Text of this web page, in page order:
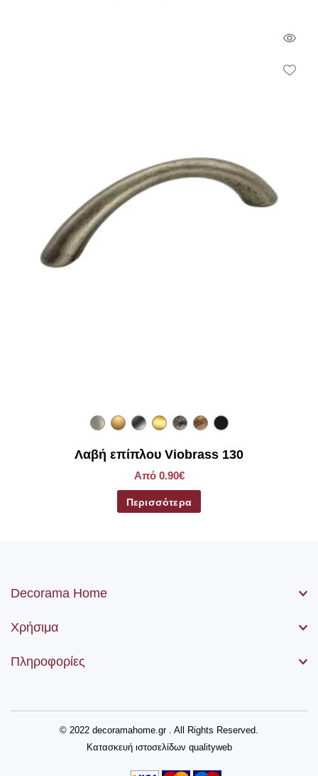
Λαβή επίπλου Viobrass 130
Από 0.90€
Περισσότερα
Decorama Home
Χρήσιμα
Πληροφορίες
© 2022 decoramahome.gr . All Rights Reserved.
Κατασκευή ιστοσελίδων qualityweb